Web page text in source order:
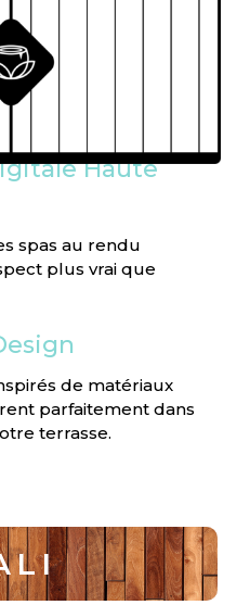
Haute
spas au rendu
plus vrai que
de matériaux
parfaitement dans
terrasse.